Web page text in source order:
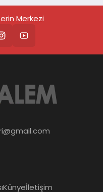
Merkezi
Künyeİletişim